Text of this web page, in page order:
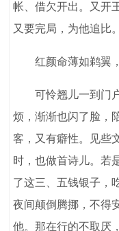
帐、借欠开出。又开
又要完局，为他追比
红颜命薄如鹈翼，
可怜翘儿一到门户
烦，渐渐也闪了脸，
客，又有癖性。见些
时，也做首诗儿。若
了这三、五钱银子，
夜间颠倒腾挪，不得
他。那在行的不取厌